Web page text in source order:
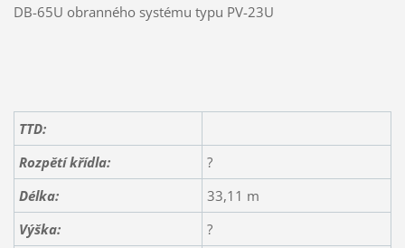
DB-65U obranného systému typu PV-23U
TTD:
Rozpětí křídla:
?
Délka:
33,11 m
Výška:
?